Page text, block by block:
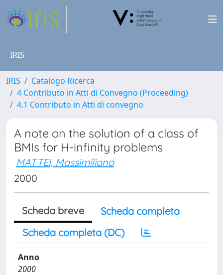
IRIS
IRIS
Catalogo Ricerca
4 Contributo in Atti di Convegno (Proceeding)
4.1 Contributo in Atti di convegno
A note on the solution of a class of
BMIs for H-infinity problems
MATTEI, Massimiliano
2000
Scheda breve
Scheda completa
Scheda completa (DC)
Anno
2000